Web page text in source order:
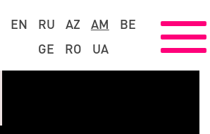
EN RU AZ AM
BE
GE
RO UA